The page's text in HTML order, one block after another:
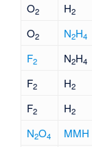
O2 H2
O2 N2H4
F2 N2H4
F2 H2
F2 H2
N2O4 MMH